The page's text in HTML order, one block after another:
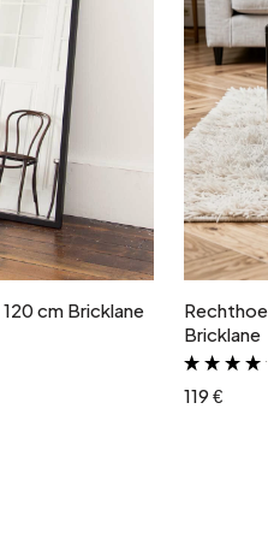
cm Bricklane
Bricklane
119 €